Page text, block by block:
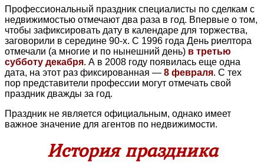
Профессиональный праздник специалисты по сделкам с
недвижимостью отмечают два раза в год. Впервые о том,
чтобы зафиксировать дату в календаре для торжества,
заговорили в середине 90-х. С 1996 года День риелтора
отмечали (а многие и по нынешний день) в третью
субботу декабря. А в 2008 году появилась еще одна
дата, на этот раз фиксированная — 8 февраля. С тех
пор представители профессии могут отмечать свой
праздник дважды за год.
Праздник не является официальным, однако имеет
важное значение для агентов по недвижимости.
История праздника